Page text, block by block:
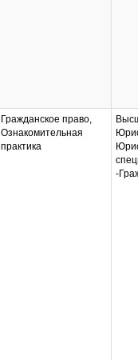
Гражданское право,
Ознакомительная
практика
-